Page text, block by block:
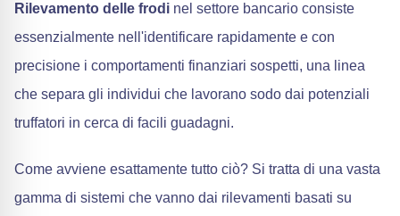
Rilevamento delle frodi nel settore bancario consiste
essenzialmente nell'identificare rapidamente e con
precisione i comportamenti finanziari sospetti, una linea
che separa gli individui che lavorano sodo dai potenziali
truffatori in cerca di facili guadagni.
Come avviene esattamente tutto ciò? Si tratta di una vasta
gamma di sistemi che vanno dai rilevamenti basati su